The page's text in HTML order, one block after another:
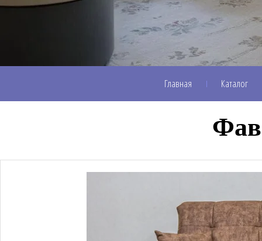
Главная Каталог